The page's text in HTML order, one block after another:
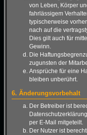
von Leben, Körper
fahrlässigem
typischerweise
nach auf die
Dies gilt auch für
Gewinn.
Die
zugunsten der
Ansprüche für eine
bleiben unberührt.
6. Änderungsvorbehalt
Der Betreiber ist
per E-Mail mitgeteilt.
Der Nutzer ist